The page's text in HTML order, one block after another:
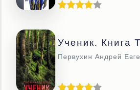
Ученик. Книга
Первухин Андрей